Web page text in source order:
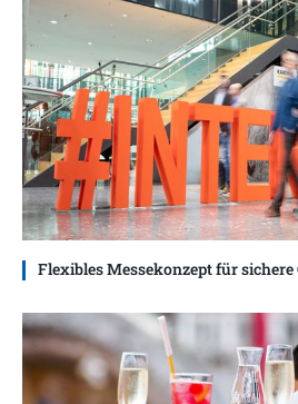
Flexibles Messekonzept für